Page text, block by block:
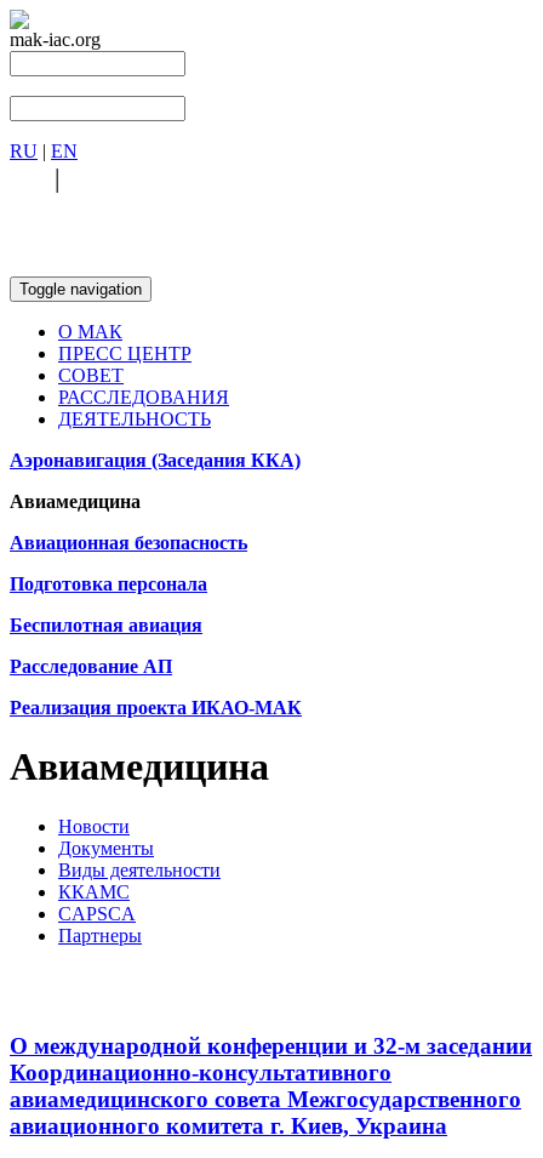
mak-iac.org
RU | EN
|
Toggle navigation
О МАК
ПРЕСС ЦЕНТР
СОВЕТ
РАССЛЕДОВАНИЯ
ДЕЯТЕЛЬНОСТЬ
Аэронавигация (Заседания ККА)
Авиамедицина
Авиационная безопасность
Подготовка персонала
Беспилотная авиация
Расследование АП
Реализация проекта ИКАО-МАК
Авиамедицина
Новости
Документы
Виды деятельности
ККАМС
CAPSCA
Партнеры
О международной конференции и 32-м заседании
Координационно-консультативного
авиамедицинского совета Межгосударственного
авиационного комитета г. Киев, Украина